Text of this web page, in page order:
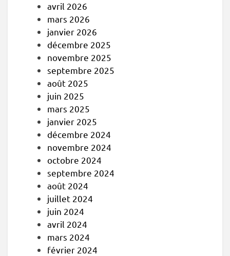
avril 2026
mars 2026
janvier 2026
décembre 2025
novembre 2025
septembre 2025
août 2025
juin 2025
mars 2025
janvier 2025
décembre 2024
novembre 2024
octobre 2024
septembre 2024
août 2024
juillet 2024
juin 2024
avril 2024
mars 2024
février 2024